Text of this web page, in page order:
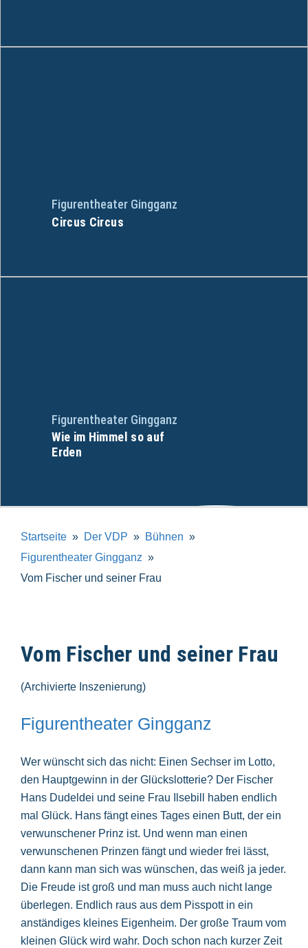
Figurentheater Gingganz
Circus Circus
Figurentheater Gingganz
Wie im Himmel so auf
Erden
Startseite Der VDP
Bühnen
Figurentheater Gingganz
Vom Fischer und seiner Frau
Vom Fischer und seiner Frau
(Archivierte Inszenierung)
Figurentheater Gingganz
Wer wünscht sich das nicht: Einen Sechser im Lotto,
den Hauptgewinn in der Glückslotterie? Der Fischer
Hans Dudeldei und seine Frau Ilsebill haben endlich
mal Glück. Hans fängt eines Tages einen Butt, der ein
verwunschener Prinz ist. Und wenn man einen
verwunschenen Prinzen fängt und wieder frei lässt,
dann kann man sich was wünschen, das weiß ja jeder.
Die Freude ist groß und man muss auch nicht lange
überlegen. Endlich raus aus dem Pisspott in ein
anständiges kleines Eigenheim. Der große Traum vom
kleinen Glück wird wahr. Doch schon nach kurzer Zeit